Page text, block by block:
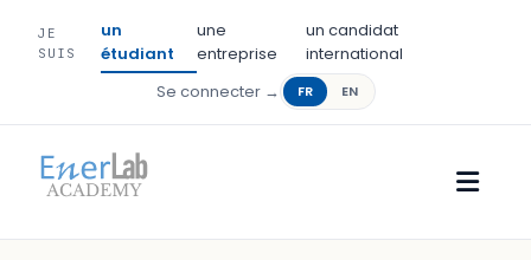
JE
SUIS
un
étudiant
une
entreprise
un candidat
international
Se connecter →
FR EN